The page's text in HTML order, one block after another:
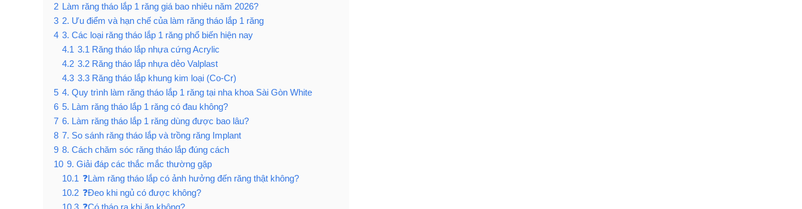
2 Làm răng tháo lắp 1 răng giá bao nhiêu năm 2026?
3 2. Ưu điểm và hạn chế của làm răng tháo lắp 1 răng
4 3. Các loại răng tháo lắp 1 răng phổ biến hiện nay
4.1 3.1 Răng tháo lắp nhựa cứng Acrylic
4.2 3.2 Răng tháo lắp nhựa dẻo Valplast
4.3 3.3 Răng tháo lắp khung kim loại (Co-Cr)
5 4. Quy trình làm răng tháo lắp 1 răng tại nha khoa Sài Gòn White
6 5. Làm răng tháo lắp 1 răng có đau không?
7 6. Làm răng tháo lắp 1 răng dùng được bao lâu?
8 7. So sánh răng tháo lắp và trồng răng Implant
9 8. Cách chăm sóc răng tháo lắp đúng cách
10 9. Giải đáp các thắc mắc thường gặp
10.1 ❓Làm răng tháo lắp có ảnh hưởng đến răng thật không?
10.2 ❓Đeo khi ngủ có được không?
10.3 ❓Có tháo ra khi ăn không?